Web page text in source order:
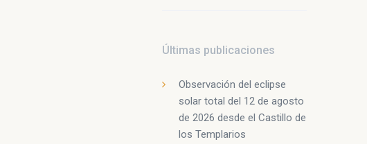
Últimas publicaciones
Observación del eclipse
solar total del 12 de agosto
de 2026 desde el Castillo de
los Templarios